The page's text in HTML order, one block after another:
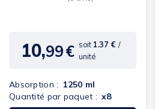
Prix
10,99€ soit 1.37 € /
unité
Absorption : 1250 ml
Quantité par paquet : x8